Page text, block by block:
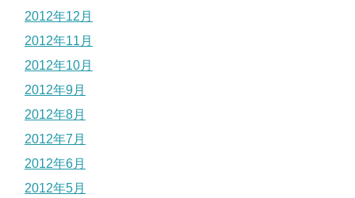
2012年12月
2012年11月
2012年10月
2012年9月
2012年8月
2012年7月
2012年6月
2012年5月